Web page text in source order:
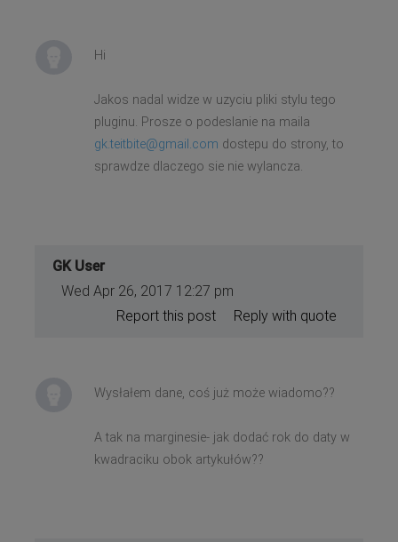
Hi
Jakos nadal widze w uzyciu pliki stylu tego
pluginu. Prosze o podeslanie na maila
gk.teitbite@gmail.com dostepu do strony, to
sprawdze dlaczego sie nie wylancza.
GK User
Wed Apr 26, 2017 12:27 pm
Reply with quote
Report this post
Wysłałem dane, coś już może wiadomo??
A tak na marginesie- jak dodać rok do daty w
kwadraciku obok artykułów??